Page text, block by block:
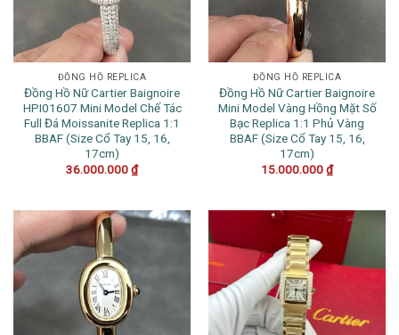
ĐỒNG HỒ REPLICA
Đồng Hồ Nữ Cartier Baignoire
HPI01607 Mini Model Chế Tác
Full Đá Moissanite Replica 1:1
BBAF (Size Cổ Tay 15, 16,
17cm)
36.000.000₫
ĐỒNG HỒ REPLICA
Đồng Hồ Nữ Cartier Baignoire
Mini Model Vàng Hồng Mặt Số
Bạc Replica 1:1 Phủ Vàng
BBAF (Size Cổ Tay 15, 16,
17cm)
15.000.000₫